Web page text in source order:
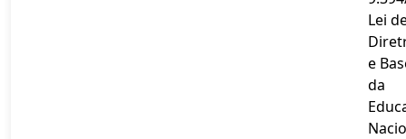
Lei
e
da